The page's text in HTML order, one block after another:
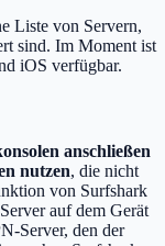
Liste von Servern,
sind. Im Moment ist
iOS verfügbar.
anschließen
nutzen, die nicht
von Surfshark
auf dem Gerät
Server, den der